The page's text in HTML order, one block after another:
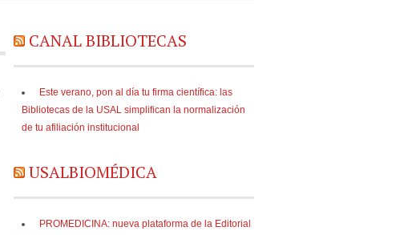
CANAL BIBLIOTECAS
Este verano, pon al día tu firma científica: las
Bibliotecas de la USAL simplifican la normalización
de tu afiliación institucional
USALBIOMÉDICA
PROMEDICINA: nueva plataforma de la Editorial